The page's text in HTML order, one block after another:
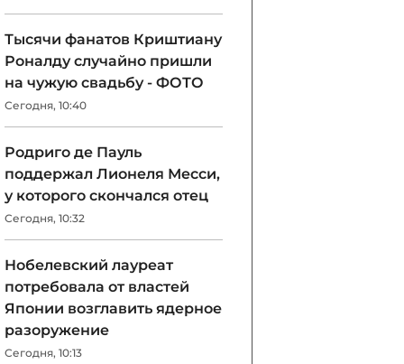
Тысячи фанатов Криштиану
Роналду случайно пришли
на чужую свадьбу - ФОТО
Сегодня, 10:40
Родриго де Пауль
поддержал Лионеля Месси,
у которого скончался отец
Сегодня, 10:32
Нобелевский лауреат
потребовала от властей
Японии возглавить ядерное
разоружение
Сегодня, 10:13